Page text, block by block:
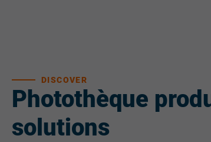
Photothèque
solutions
DISCOVER